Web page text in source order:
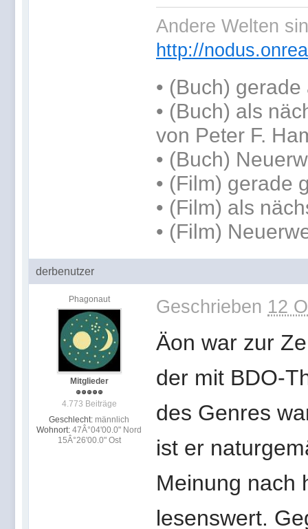
Andere Welten
http://
• (Buch) gerade
• (Buch) als
von Peter F.
• (Buch)
• (Film) gerade
• (Film) als
• (Film)
derbenutzer
Phagonaut
Mitglieder
4.773 Beiträge
Geschlecht: männlich
Wohnort: 47Â°04'00.0" Nord
15Â°26'00.0" Ost
Geschrieben 12
Äon war zur
der mit BDO-
des Genres
ist er
Meinung nach
lesenswert.